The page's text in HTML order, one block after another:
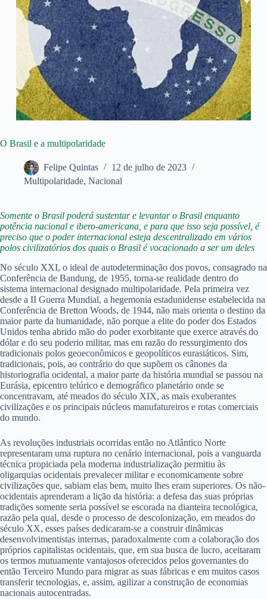
O Brasil e a multipolaridade
Felipe Quintas
12 de julho de 2023
Multipolaridade, Nacional
Somente o Brasil poderá sustentar e levantar o Brasil enquanto
potência nacional e ibero-americana, e para que isso seja possível, é
preciso que o poder internacional esteja descentralizado em vários
polos civilizatórios dos quais o Brasil é vocacionado a ser um deles
No século XXI, o ideal de autodeterminação dos povos, consagrado na
Conferência de Bandung, de 1955, torna-se realidade dentro do
sistema internacional designado multipolaridade. Pela primeira vez
desde a II Guerra Mundial, a hegemonia estadunidense estabelecida na
Conferência de Bretton Woods, de 1944, não mais orienta o destino da
maior parte da humanidade, não porque a elite do poder dos Estados
Unidos tenha abrido mão do poder exorbitante que exerce através do
dólar e do seu poderio militar, mas em razão do ressurgimento dos
tradicionais polos geoeconômicos e geopolíticos eurasiáticos. Sim,
tradicionais, pois, ao contrário do que supõem os cânones da
historiografia ocidental, a maior parte da história mundial se passou na
Eurásia, epicentro telúrico e demográfico planetário onde se
concentravam, até meados do século XIX, as mais exuberantes
civilizações e os principais núcleos manufatureiros e rotas comerciais
do mundo.
As revoluções industriais ocorridas então no Atlântico Norte
representaram uma ruptura no cenário internacional, pois a vanguarda
técnica propiciada pela moderna industrialização permitiu às
oligarquias ocidentais prevalecer militar e economicamente sobre
civilizações que, sabiam elas bem, muito lhes eram superiores. Os não-
ocidentais aprenderam a lição da história: a defesa das suas próprias
tradições somente seria possível se escorada na dianteira tecnológica,
razão pela qual, desde o processo de descolonização, em meados do
século XX, esses países dedicaram-se a construir dinâmicas
desenvolvimentistas internas, paradoxalmente com a colaboração dos
próprios capitalistas ocidentais, que, em sua busca de lucro, aceitaram
os termos mutuamente vantajosos oferecidos pelos governantes do
então Terceiro Mundo para migrar as suas fábricas e em muitos casos
transferir tecnologias, e, assim, agilizar a construção de economias
nacionais autocentradas.